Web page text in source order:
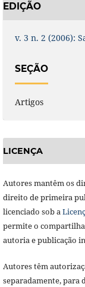
EDIÇÃO
v. 3 n. 2 (2006):
SEÇÃO
Artigos
LICENÇA
Autores mantêm os
direito de primeira
licenciado sob a
permite o
autoria e publicação
Autores têm
separadamente, para